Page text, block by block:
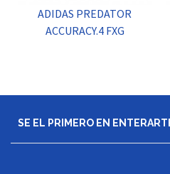
ADIDAS PREDATOR
ACCURACY.4 FXG
SE EL PRIMERO EN